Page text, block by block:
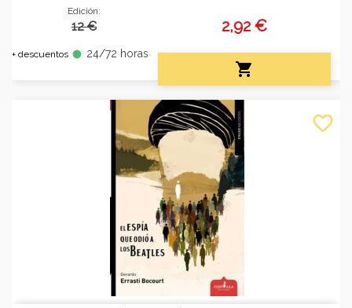
Edición:
12 €
+ descuentos fiber_manual_record 24/72 horas
2,92 €

favorite_border